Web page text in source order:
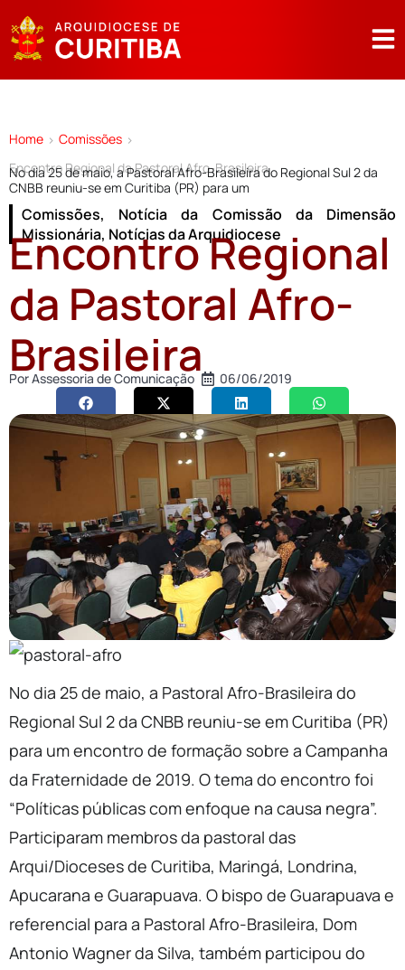
Home > Comissões >
Encontro Regional da Pastoral Afro-Brasileira
No dia 25 de maio, a Pastoral Afro-Brasileira do Regional Sul 2 da
CNBB reuniu-se em Curitiba (PR) para um
Comissões, Notícia da Comissão da Dimensão
Missionária, Notícias da Arquidiocese
Encontro Regional
da Pastoral Afro-
Brasileira
PorAssessoria de Comunicação 06/06/2019
No dia 25 de maio, a Pastoral Afro-Brasileira do
Regional Sul 2 da CNBB reuniu-se em Curitiba (PR)
para um encontro de formação sobre a Campanha
da Fraternidade de 2019. O tema do encontro foi
“Políticas públicas com enfoque na causa negra”.
Participaram membros da pastoral das
Arqui/Dioceses de Curitiba, Maringá, Londrina,
Apucarana e Guarapuava. O bispo de Guarapuava e
referencial para a Pastoral Afro-Brasileira, Dom
Antonio Wagner da Silva, também participou do